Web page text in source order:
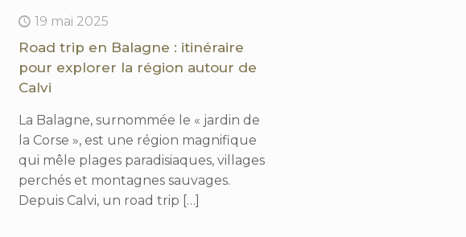
19 mai 2025
Road trip en Balagne : itinéraire
pour explorer la région autour de
Calvi
La Balagne, surnommée le « jardin de
la Corse », est une région magnifique
qui mêle plages paradisiaques, villages
perchés et montagnes sauvages.
Depuis Calvi, un road trip […]